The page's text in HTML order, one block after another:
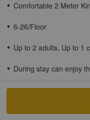
Comfortable 2 Meter
6-26/Floor
Up to 2 adults, Up to 1
During stay can enjoy
見事なシティビュー